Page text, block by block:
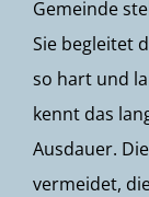
Gemeinde
Sie begleitet
so hart und
kennt das
Ausdauer.
vermeidet,